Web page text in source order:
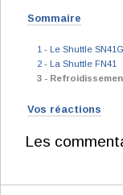
Sommaire
1 - Le Shuttle
2 - La Shuttle FN41
3 -
Vos réactions
Les